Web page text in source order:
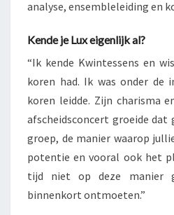
analyse, ensembleleiding en
Kende je Lux eigenlijk al?
“Ik kende Kwintessens en
koren had. Ik was onder de
koren leidde. Zijn charisma
afscheidsconcert groeide dat
groep, de manier waarop
potentie en vooral ook het
tijd niet op deze manier
binnenkort ontmoeten.”